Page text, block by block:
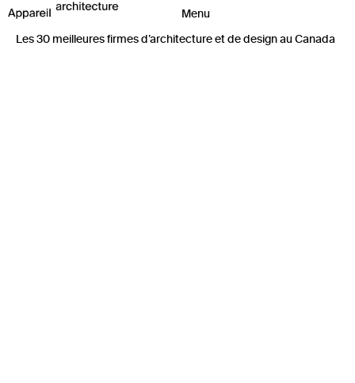
Les 30 meilleures firmes d’architecture et de design au Canada